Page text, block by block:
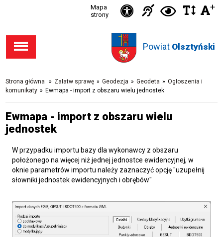
Przejdź
dostępności
Przejdź
głównego
Przejdź
wyszukiwarki
Przejdź
Powiat Olsztyński
Mapa
strony
Ikonka
dostępności
IkonkaIkonka
w
+
Strona główna » Załatw sprawę » Geodezja » Geodeta » Ogłoszenia i
komunikaty » Ewmapa - import z obszaru wielu jednostek
Ewmapa - import z obszaru wielu
jednostek
W przypadku importu bazy dla wykonawcy z obszaru
położonego na więcej niż jednej jednostce ewidencyjnej, w
oknie parametrów importu należy zaznaczyć opcję "uzupełnij
słowniki jednostek ewidencyjnych i obrębów"